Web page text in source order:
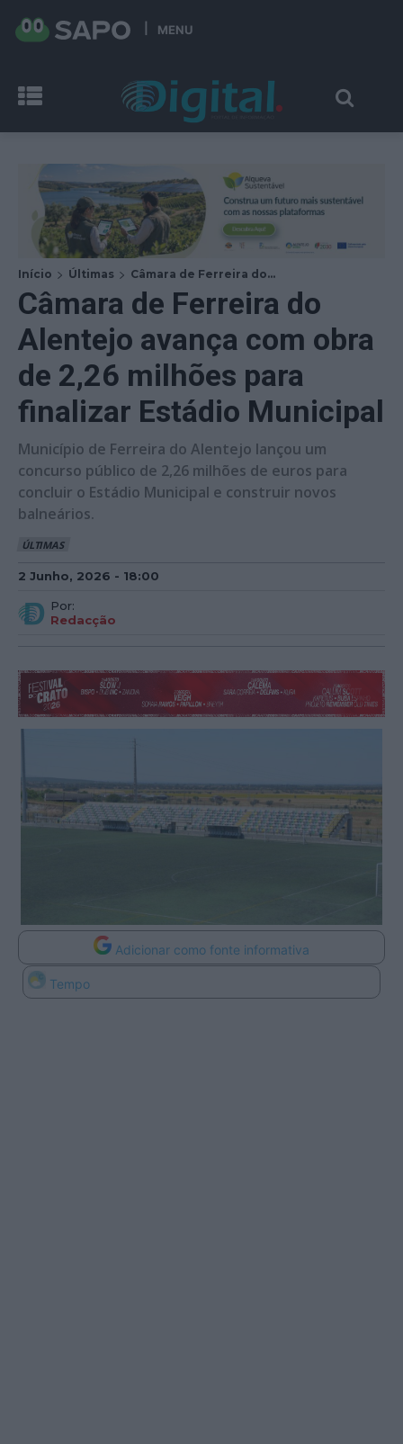
MENU
Início Últimas Câmara de Ferreira do...
Câmara de Ferreira do
Alentejo avança com obra
de 2,26 milhões para
finalizar Estádio Municipal
Município de Ferreira do Alentejo lançou um
concurso público de 2,26 milhões de euros para
concluir o Estádio Municipal e construir novos
balneários.
ÚLTIMAS
2 Junho, 2026 - 18:00
Por:
Redacção
Adicionar como fonte informativa
Tempo